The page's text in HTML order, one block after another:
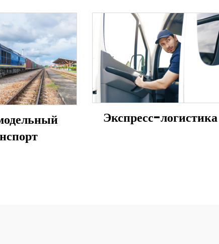
Экспресс-логистика